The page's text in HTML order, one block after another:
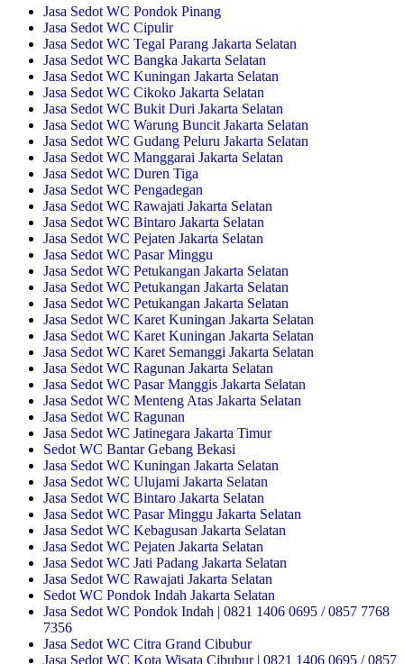
Jasa Sedot WC Pondok Pinang
Jasa Sedot WC Cipulir
Jasa Sedot WC Tegal Parang Jakarta Selatan
Jasa Sedot WC Bangka Jakarta Selatan
Jasa Sedot WC Kuningan Jakarta Selatan
Jasa Sedot WC Cikoko Jakarta Selatan
Jasa Sedot WC Bukit Duri Jakarta Selatan
Jasa Sedot WC Warung Buncit Jakarta Selatan
Jasa Sedot WC Gudang Peluru Jakarta Selatan
Jasa Sedot WC Manggarai Jakarta Selatan
Jasa Sedot WC Duren Tiga
Jasa Sedot WC Pengadegan
Jasa Sedot WC Rawajati Jakarta Selatan
Jasa Sedot WC Bintaro Jakarta Selatan
Jasa Sedot WC Pejaten Jakarta Selatan
Jasa Sedot WC Pasar Minggu
Jasa Sedot WC Petukangan Jakarta Selatan
Jasa Sedot WC Petukangan Jakarta Selatan
Jasa Sedot WC Petukangan Jakarta Selatan
Jasa Sedot WC Karet Kuningan Jakarta Selatan
Jasa Sedot WC Karet Kuningan Jakarta Selatan
Jasa Sedot WC Karet Semanggi Jakarta Selatan
Jasa Sedot WC Ragunan Jakarta Selatan
Jasa Sedot WC Pasar Manggis Jakarta Selatan
Jasa Sedot WC Menteng Atas Jakarta Selatan
Jasa Sedot WC Ragunan
Jasa Sedot WC Jatinegara Jakarta Timur
Sedot WC Bantar Gebang Bekasi
Jasa Sedot WC Kuningan Jakarta Selatan
Jasa Sedot WC Ulujami Jakarta Selatan
Jasa Sedot WC Bintaro Jakarta Selatan
Jasa Sedot WC Pasar Minggu Jakarta Selatan
Jasa Sedot WC Kebagusan Jakarta Selatan
Jasa Sedot WC Pejaten Jakarta Selatan
Jasa Sedot WC Jati Padang Jakarta Selatan
Jasa Sedot WC Rawajati Jakarta Selatan
Sedot WC Pondok Indah Jakarta Selatan
Jasa Sedot WC Pondok Indah | 0821 1406 0695 / 0857 7768
7356
Jasa Sedot WC Citra Grand Cibubur
Jasa Sedot WC Kota Wisata Cibubur | 0821 1406 0695 / 0857